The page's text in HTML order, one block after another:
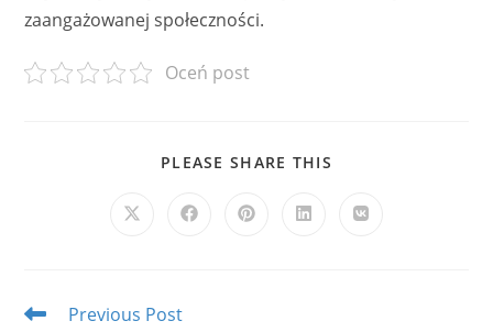
zaangażowanej społeczności.
Oceń post
PLEASE SHARE THIS
Opens
Opens Opens Opens Opens
Read
Previous Post